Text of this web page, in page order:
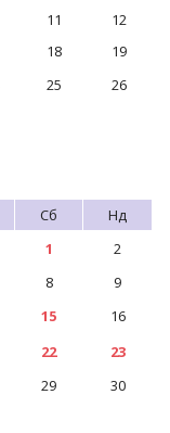
11
12
18
19
25
26
Сб
Нд
1
2
8
9
15
16
22
23
29 30